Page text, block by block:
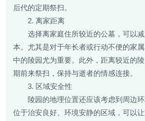
后代的定期祭扫。
2. 离家距离
选择离家庭住所较近的公墓，可以
本。尤其是对于年长者或行动不便的家
中的陵园尤为重要。此外，距离较近的
期前来祭扫，保持与逝者的情感连接。
3. 区域安全性
陵园的地理位置还应该考虑到周边
位于治安良好、环境安静的区域，可以